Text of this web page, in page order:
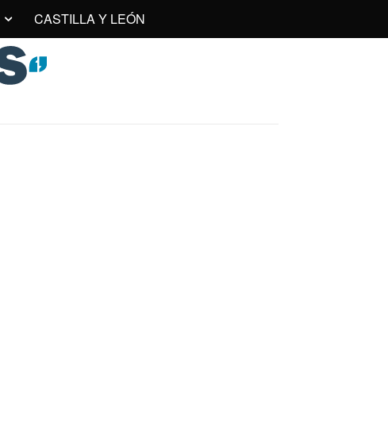
CASTILLA Y LEÓN